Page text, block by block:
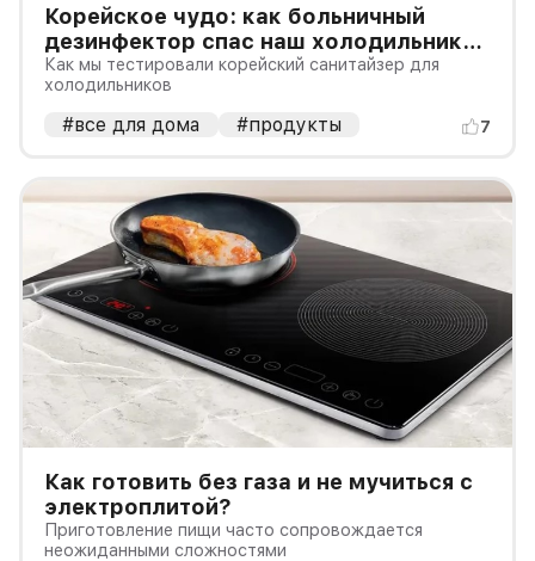
Корейское чудо: как больничный
дезинфектор спас наш холодильник
после бурной вечеринки
Как мы тестировали корейский санитайзер для
холодильников
#все для дома #продукты 7
Как готовить без газа и не мучиться с
электроплитой?
Приготовление пищи часто сопровождается
неожиданными сложностями